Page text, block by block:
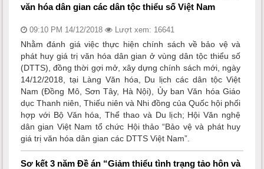
văn hóa dân gian các dân tộc thiểu số Việt Nam
09:10 PM 14/12/2018 Lượt xem: 16641
Nhằm đánh giá việc thực hiện chính sách về bảo vệ và
phát huy giá trị văn hóa dân gian ở vùng dân tộc thiểu số
(DTTS), đồng thời gợi mở, xây dựng chính sách mới, ngày
14/12/2018, tại Làng Văn hóa, Du lịch các dân tộc Việt
Nam (Đồng Mô, Sơn Tây, Hà Nội), Ủy ban Văn hóa Giáo
dục Thanh niên, Thiếu niên và Nhi đồng của Quốc hội phối
hợp với Bộ Văn hóa, Thể thao và Du lịch; Hội Văn nghệ
dân gian Việt Nam tổ chức Hội thảo “Bảo vệ và phát huy
giá trị văn hóa dân gian các DTTS Việt Nam”.
Sơ kết 3 năm Đề án “Giảm thiểu tình trạng tảo hôn và